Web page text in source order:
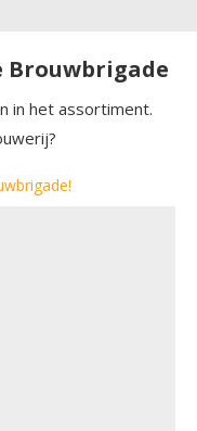
Brouwbrigade
in het assortiment.